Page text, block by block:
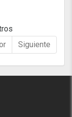
Siguiente